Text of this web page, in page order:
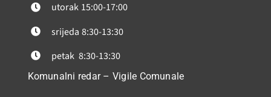
utorak 15:00-17:00
srijeda 8:30-13:30
petak 8:30-13:30
Komunalni redar – Vigile Comunale